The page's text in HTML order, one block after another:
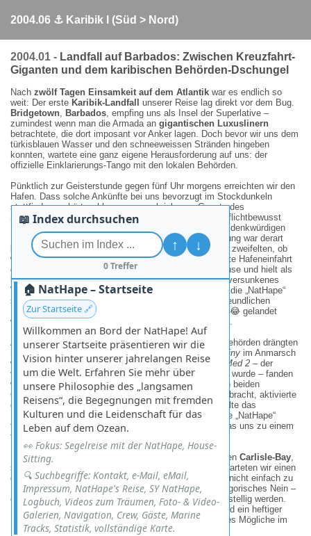
2004.06 ⚓ Karibik I (Süd > Nord)
📖 Index durchsuchen
↑
↓
0 Treffer
🏠 NatHape – Startseite
Zur Startseite 🔗
Willkommen an Bord der NatHape! Auf
unserer Startseite präsentieren wir die
Vision hinter unserer jahrelangen Reise
um die Welt. Erfahren Sie mehr über
unsere Philosophie des „langsamen
Reisens“, die Begegnungen mit fremden
Kulturen und die Leidenschaft für das
Leben auf dem Ozean.
👀 Fokus: Segelreise mit der NatHape, House-
Sitting.
🔍 Suchbegriffe: Kontakt, e-Mail, eMail,
Impressum, NatHape's Reise, SY NatHape,
Logbuch, Videos zum Träumen, Foto- & Video-
Galerien, Navigation, Crew, Gäste, Marine
Tracks, Statistik, vollständige Karte.
2004.01 - Landfall auf Barbados: Zwischen Kreuzfahrt-
Giganten und dem karibischen Behörden-Dschungel
Nach zwölf Tagen Einsamkeit auf dem Atlantik war es endlich so
weit: Der erste Karibik-Landfall unserer Reise lag direkt vor dem Bug.
Bridgetown, Barbados, empfing uns als Insel der Superlative –
zumindest wenn man die Armada an gigantischen Luxuslinern
betrachtete, die dort imposant vor Anker lagen. Doch bevor wir uns dem
türkisblauen Wasser und den schneeweissen Stränden hingeben
konnten, wartete eine ganz eigene Herausforderung auf uns: der
offizielle Einklarierungs-Tango mit den lokalen Behörden.
Pünktlich zur Geisterstunde gegen fünf Uhr morgens erreichten wir den
Hafen. Dass solche Ankünfte bei uns bevorzugt im Stockdunkeln
stattfinden, gehört wohl zum ungeschriebenen Gesetz des
Seglerdaseins. Unsere Chef-Funkerin Nathalie nahm pflichtbewusst
Kontakt mit der Zollbehörde auf, was zu einem höchst denkwürdigen
Dialog führte. Das Englisch am anderen Ende der Leitung war derart
karibisch entspannt und eingefärbt, dass wir kurzzeitig zweifelten, ob
wir überhaupt am richtigen Ort gelandet waren. Die erste Hafeneinfahrt
erwies sich zudem als schmaler als eine Sardinenbüchse und hielt als
besonderes „Willkommens-Gruss“ auch noch ein halb versunkenes
Wrack bereit. Trotz aller Widrigkeiten manövrierten wir die „NatHape“
souverän an eine ölige Kaimauer, nur um von einem freundlichen
Einheimischen zu erfahren, dass wir im
😂 gelandet
waren und der eigentliche Zollhafen ganz woanders lag.
Also hiess es: Kommando zurück und Neustart. Die Behörden drängten
nun über Funk zur Eile, da die gewaltige
Carnival Destiny im Anmarsch
war. Dank der ritterlichen Hilfe des Kapitäns derClub Med 2 – der
vermutlich von Nathalies charmantem Akzent erweicht wurde – fanden
wir schliesslich den korrekten Liegeplatz zwischen den beiden
Ozeanriesen. Doch kaum hatten wir uns in Position gebracht, aktivierte
der Kreuzfahrt-Koloss seine Bugstrahler und verwandelte das
Hafenbecken in einen reissenden Hexenkessel. Unsere „NatHape“
tanzte wie eine Nussschale in der Waschmaschine, was uns zu einem
fluchtartigen Rückzug zwang.
Nach einem kurzen Verschnaufpause in der malerischen Carlisle-Bay,
stilecht untermalt von einem tropischen Regenguss, starteten wir einen
diplomatischen Versuch: Könnten wir die Formalitäten nicht einfach zu
Fuss erledigen? Die Antwort der Beamten war ein kategorisches Nein –
das Schiff müsse zwingend im Deepwater Harbour vorstellig werden.
Dort erwarteten uns eine unnachgiebige Steinmauer und ein heftiger
Schwell, der klarmachte, dass die Hafenplaner hier alles Mögliche im
Sinn hatten, nur keine empfindlichen Segelboote.